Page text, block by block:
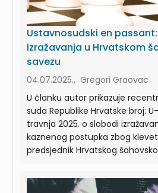
Ustavnosudski en
izražavanja u Hrvatskom
savezu
04.07.2025., Gregori Graovac
U članku autor prikazuje
suda Republike Hrvatske broj:
travnja 2025. o slobodi
kaznenog postupka zbog
predsjednik Hrvatskog